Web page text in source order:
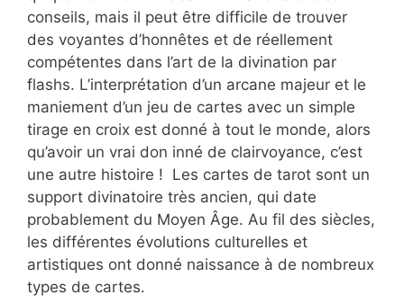
conseils, mais il peut être difficile de trouver
des voyantes d’honnêtes et de réellement
compétentes dans l’art de la divination par
flashs. L’interprétation d’un arcane majeur et le
maniement d’un jeu de cartes avec un simple
tirage en croix est donné à tout le monde, alors
qu’avoir un vrai don inné de clairvoyance, c’est
une autre histoire ! Les cartes de tarot sont un
support divinatoire très ancien, qui date
probablement du Moyen Âge. Au fil des siècles,
les différentes évolutions culturelles et
artistiques ont donné naissance à de nombreux
types de cartes.